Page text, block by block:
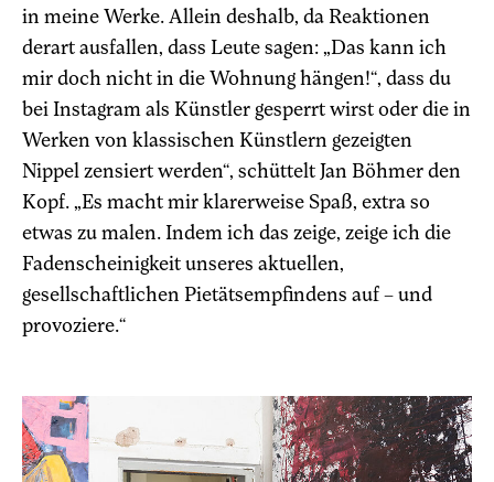
in meine Werke. Allein deshalb, da Reaktionen
derart ausfallen, dass Leute sagen: „Das kann ich
mir doch nicht in die Wohnung hängen!“, dass du
bei Instagram als Künstler gesperrt wirst oder die in
Werken von klassischen Künstlern gezeigten
Nippel zensiert werden“, schüttelt Jan Böhmer den
Kopf. „Es macht mir klarerweise Spaß, extra so
etwas zu malen. Indem ich das zeige, zeige ich die
Fadenscheinigkeit unseres aktuellen,
gesellschaftlichen Pietätsempfindens auf – und
provoziere.“